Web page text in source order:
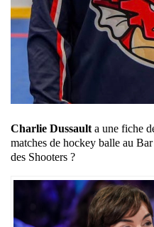
Charlie Dussaulta une fiche
matches de hockey balle au
des Shooters ?